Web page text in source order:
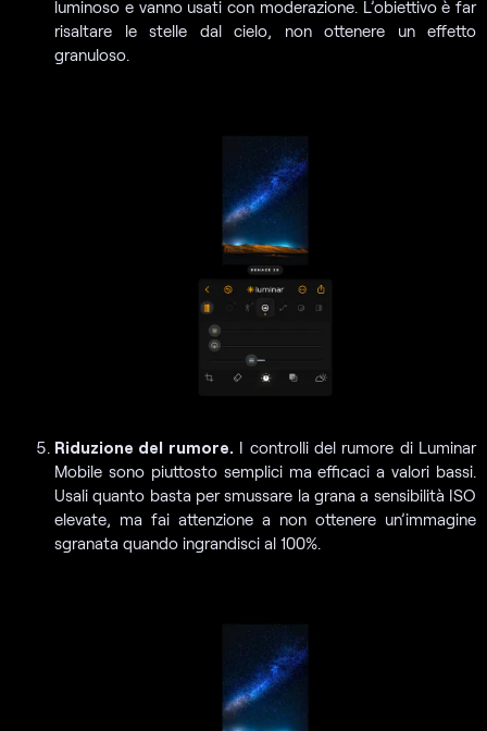
luminoso e vanno usati con moderazione. L’obiettivo è far
risaltare le stelle dal cielo, non ottenere un effetto
granuloso.
Riduzione del rumore.
I controlli del rumore di Luminar
Mobile sono piuttosto semplici ma efficaci a valori bassi.
Usali quanto basta per smussare la grana a sensibilità ISO
elevate, ma fai attenzione a non ottenere un’immagine
sgranata quando ingrandisci al 100%.